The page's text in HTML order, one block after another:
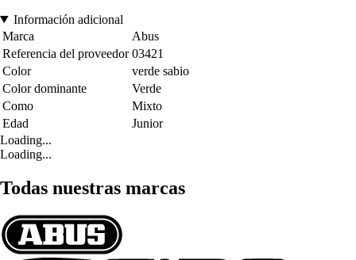
Información adicional
Marca
Abus
Referencia del proveedor 03421
Color
verde sabio
Color dominante
Verde
Como
Mixto
Edad
Junior
Loading...
Loading...
Todas nuestras marcas